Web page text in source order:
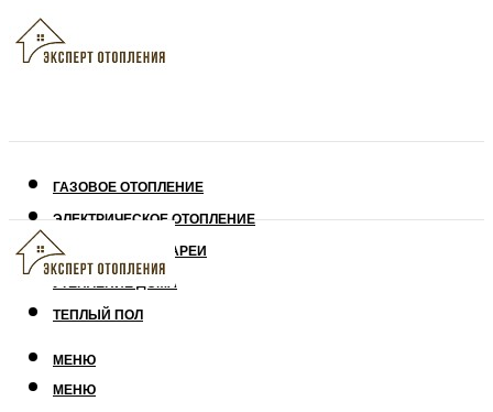
ГАЗОВОЕ ОТОПЛЕНИЕ
ЭЛЕКТРИЧЕСКОЕ ОТОПЛЕНИЕ
СОЛНЕЧНЫЕ БАТАРЕИ
УТЕПЛЕНИЕ ДОМА
ТЕПЛЫЙ ПОЛ
МЕНЮ
МЕНЮ